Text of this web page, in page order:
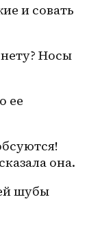
и совать
Носы
ее
она.
шубы